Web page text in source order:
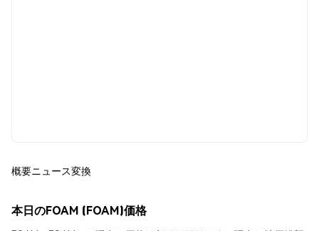
概要ニュース変換
本日のFOAM (FOAM)価格